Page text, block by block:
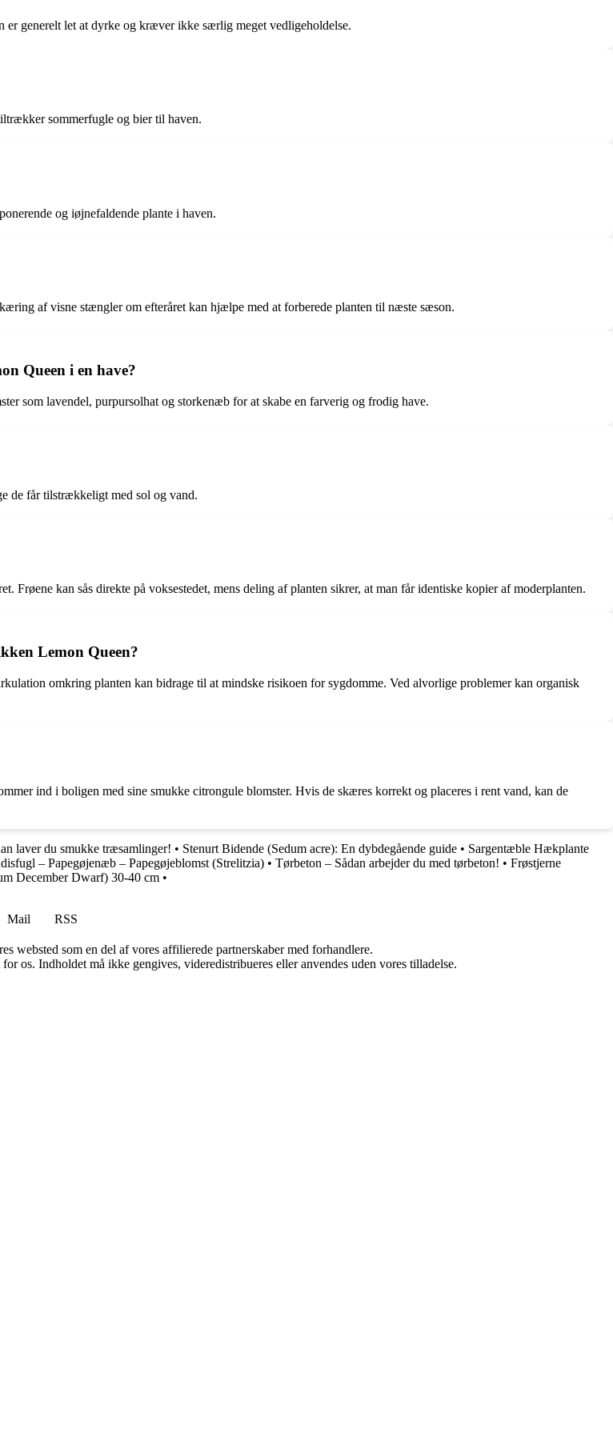
generelt let at dyrke og kræver ikke særlig meget vedligeholdelse.
sommerfugle og bier til haven.
og iøjnefaldende plante i haven.
af visne stængler om efteråret kan hjælpe med at forberede planten til næste sæson.
Queen i en have?
som lavendel, purpursolhat og storkenæb for at skabe en farverig og frodig have.
de får tilstrækkeligt med sol og vand.
Frøene kan sås direkte på voksestedet, mens deling af planten sikrer, at man får identiske kopier af moderplanten.
Lemon Queen?
omkring planten kan bidrage til at mindske risikoen for sygdomme. Ved alvorlige problemer kan organisk
ind i boligen med sine smukke citrongule blomster. Hvis de skæres korrekt og placeres i rent vand, kan de
laver du smukke træsamlinger! • Stenurt Bidende (Sedum acre): En dybdegående guide • Sargentæble Hækplante
– Papegøjenæb – Papegøjeblomst (Strelitzia) • Tørbeton – Sådan arbejder du med tørbeton! • Frøstjerne
December Dwarf) 30-40 cm •
Mail
RSS
websted som en del af vores affilierede partnerskaber med forhandlere.
os. Indholdet må ikke gengives, videredistribueres eller anvendes uden vores tilladelse.